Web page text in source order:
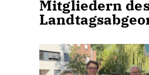
Mitgliedern